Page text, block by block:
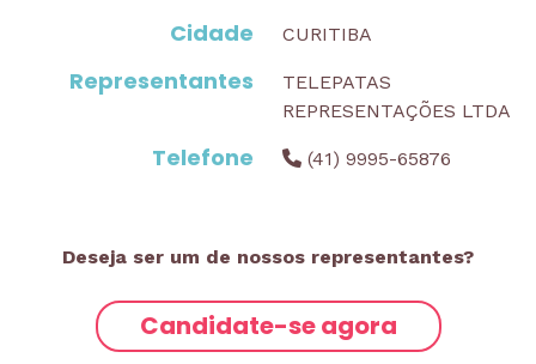
CURITIBA
TELEPATAS
REPRESENTAÇÕES LTDA
(41) 9995-65876
Deseja ser um de nossos representantes?
Candidate-se agora